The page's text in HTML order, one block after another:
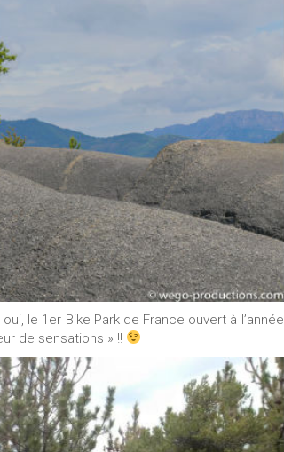
le 1er Bike Park de France ouvert à l’année
de sensations » !!